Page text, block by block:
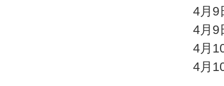
4月9
4月9
4月
4月